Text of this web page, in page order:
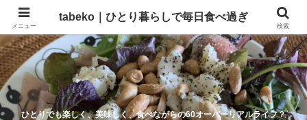
ひとりでも楽しく、美味しく、食べながらの60オーバーリアルライフ？
メニュー
tabeko｜ひとり暮らしで毎日食べ過ぎ
検索